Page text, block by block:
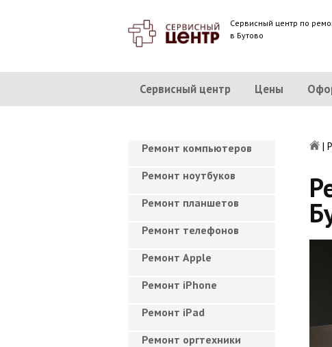
Сервисный центр по
в Бутово
Сервисный центр Цены
|
Ремонт компьютеров
Ремонт ноутбуков
Ремонт планшетов
Ремонт телефонов
Ремонт Apple
Ремонт iPhone
Ремонт iPad
Ремонт оргтехники